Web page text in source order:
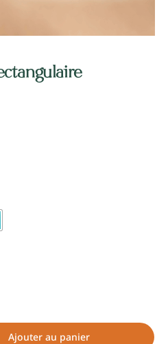
Ajouter au panier